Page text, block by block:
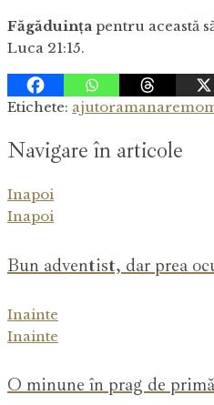
Făgăduința pentru această
Luca 21:15.
Etichete: ajutoramanare
Navigare în articole
Inapoi
Inapoi
Bun adventist, dar prea
Inainte
Inainte
O minune în prag de